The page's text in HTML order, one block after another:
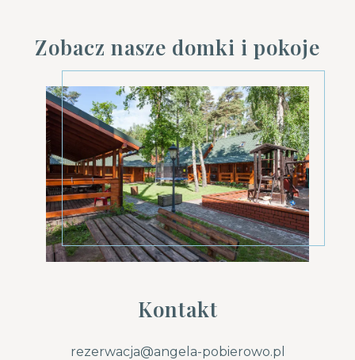
Zobacz nasze domki i pokoje
Kontakt
rezerwacja@angela-pobierowo.pl